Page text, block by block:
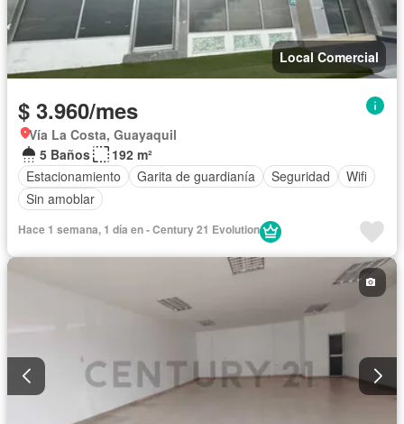
Local Comercial
$ 3.960/mes
Vía La Costa, Guayaquil
5 Baños
192 m²
Estacionamiento
Garita de guardianía Seguridad
Wifi
Sin amoblar
Hace 1 semana, 1 día en - Century 21 Evolution